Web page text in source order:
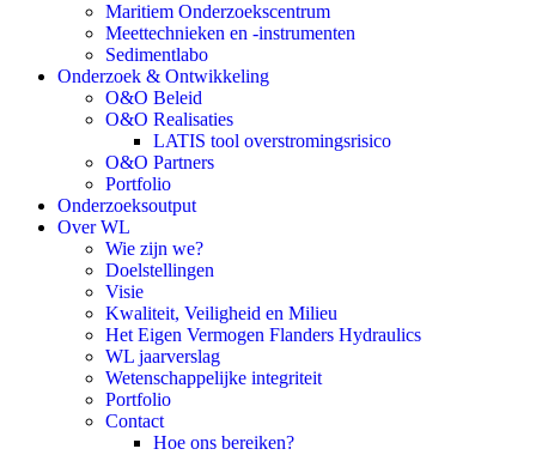
Maritiem Onderzoekscentrum
Meettechnieken en -instrumenten
Sedimentlabo
Onderzoek & Ontwikkeling
O&O Beleid
O&O Realisaties
LATIS tool overstromingsrisico
O&O Partners
Portfolio
Onderzoeksoutput
Over WL
Wie zijn we?
Doelstellingen
Visie
Kwaliteit, Veiligheid en Milieu
Het Eigen Vermogen Flanders Hydraulics
WL jaarverslag
Wetenschappelijke integriteit
Portfolio
Contact
Hoe ons bereiken?